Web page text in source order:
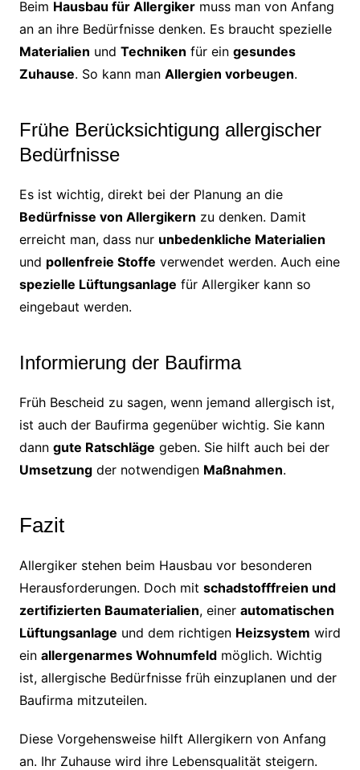
Beim Hausbau für Allergikermuss man von Anfang
an an ihre Bedürfnisse denken. Es braucht spezielle
Materialien und Techniken für ein gesundes
Zuhause. So kann man Allergien vorbeugen.
Frühe Berücksichtigung allergischer
Bedürfnisse
Es ist wichtig, direkt bei der Planung an die
Bedürfnisse von Allergikern zu denken. Damit
erreicht man, dass nur unbedenkliche Materialien
und pollenfreie Stoffe verwendet werden. Auch eine
spezielle Lüftungsanlage für Allergiker kann so
eingebaut werden.
Informierung der Baufirma
Früh Bescheid zu sagen, wenn jemand allergisch ist,
ist auch der Baufirma gegenüber wichtig. Sie kann
dann gute Ratschläge geben. Sie hilft auch bei der
Umsetzungder notwendigen Maßnahmen.
Fazit
Allergiker stehen beim Hausbau vor besonderen
Herausforderungen. Doch mit schadstofffreien und
zertifizierten Baumaterialien, einer automatischen
Lüftungsanlage und dem richtigen Heizsystem wird
ein allergenarmes Wohnumfeldmöglich. Wichtig
ist, allergische Bedürfnisse früh einzuplanen und der
Baufirma mitzuteilen.
Diese Vorgehensweise hilft Allergikern von Anfang
an. Ihr Zuhause wird ihre Lebensqualität steigern.